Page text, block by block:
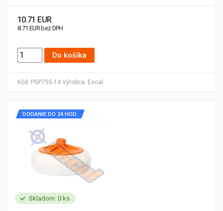
Kód: PGP755-14 Výrobca: Escal
10.71 EUR
8.71 EUR bez DPH
Do košíka
Skladom: 0 ks
DODANIE DO 24 HOD.